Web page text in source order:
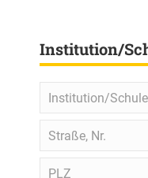
Institution/
Institution/Schule
Straße,
Nr.
PLZ